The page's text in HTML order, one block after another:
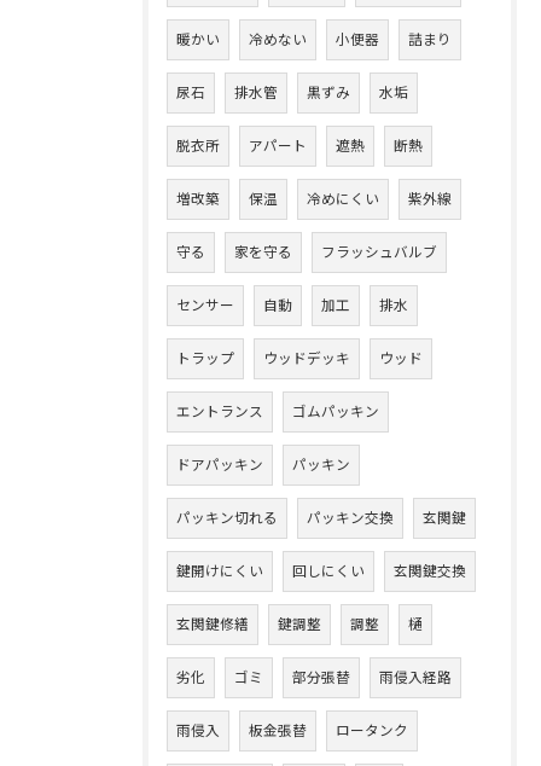
暖かい 冷めない 小便器 詰まり
尿石 排水管 黒ずみ 水垢
脱衣所 アパート 遮熱 断熱
増改築 保温 冷めにくい 紫外線
守る 家を守る フラッシュバルブ
センサー 自動 加工 排水
トラップ ウッドデッキ ウッド
エントランス ゴムパッキン
ドアパッキン パッキン
パッキン切れる パッキン交換 玄関鍵
鍵開けにくい 回しにくい 玄関鍵交換
玄関鍵修繕 鍵調整 調整 樋
劣化 ゴミ 部分張替 雨侵入経路
雨侵入 板金張替 ロータンク